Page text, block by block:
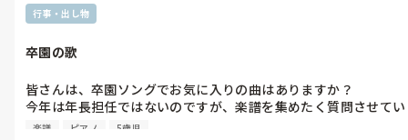
というか園長先生は理解があるようなので羨ましいです。だけどちょ
っと頼りないですね。。snsは確かに年配の人にさせるのは酷かもし
しいですね。園長にもっと強く訴えてそんな時代ではないことをわ
行事・出し物
卒園の歌
皆さんは、卒園ソングでお気に入りの曲はありますか？
今年は年長担任ではないのですが、楽譜を集めたく質問させてい
ただきました！
楽譜 ピアノ 5歳児